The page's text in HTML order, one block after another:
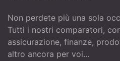
Non perdete più una sola
Tutti i nostri comparatori,
assicurazione, finanze,
altro ancora per voi...